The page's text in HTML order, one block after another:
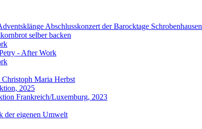
Abschlusskonzert der Barocktage Schrobenhausen
selber backen
- After Work
Maria Herbst
2025
Frankreich/Luxemburg, 2023
der eigenen Umwelt